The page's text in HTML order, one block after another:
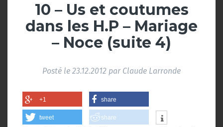
10 – Us et coutumes
dans les H.P – Mariage
– Noce (suite 4)
Posté le 23.12.2012 par Claude Larronde
+1 share
tweet share